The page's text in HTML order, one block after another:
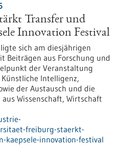
Transfer und
Innovation Festival
sich am diesjährigen
Beiträgen aus Forschung und
der Veranstaltung
Intelligenz,
der Austausch und die
Wissenschaft, Wirtschaft
freiburg-staerkt-
kaepsele-innovation-festival